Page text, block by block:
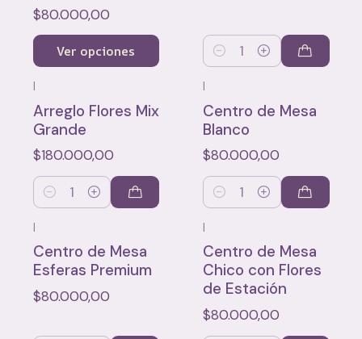
$80.000,00
Ver opciones
Cantidad
|
Arreglo Flores Mix
Grande
$180.000,00
Cantidad
|
Centro de Mesa
Blanco
$80.000,00
Cantidad
|
Centro de Mesa
Esferas Premium
$80.000,00
|
Centro de Mesa
Chico con Flores
de Estación
$80.000,00